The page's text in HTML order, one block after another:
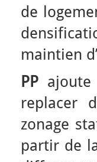
de
maintien
PP
replacer
zonage
partir de